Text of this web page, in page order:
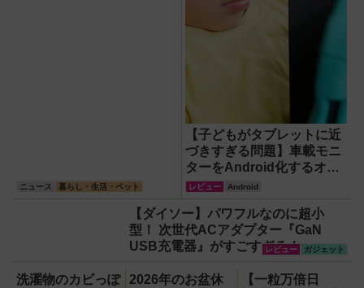
ニュース 暮らし・生活・ペット
【子どもがタブレットに近
づきすぎる問題】車載モニ
ターをAndroid化するオッ
トキャスト「OTTOAIBOX
P3 Pro」を試してみた結果
レビュー Android
【ダイソー】パワフルなのに超小
型！ 次世代ACアダプター『GaN
USB充電器』がすごすぎる！
レビュー ガジェット
洗濯物のカビっぽ
2026年のお盆休
【一粒万倍日